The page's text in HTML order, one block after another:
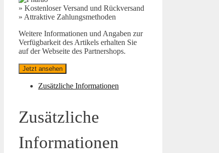
» Kostenloser Versand und Rückversand
» Attraktive Zahlungsmethoden
Weitere Informationen und Angaben zur
Verfügbarkeit des Artikels erhalten Sie
auf der Webseite des Partnershops.
Jetzt ansehen
Zusätzliche Informationen
Zusätzliche
Informationen